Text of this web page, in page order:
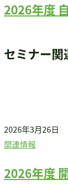
2026年度
セミナー関
2026年3月26日
関連情報
2026年度